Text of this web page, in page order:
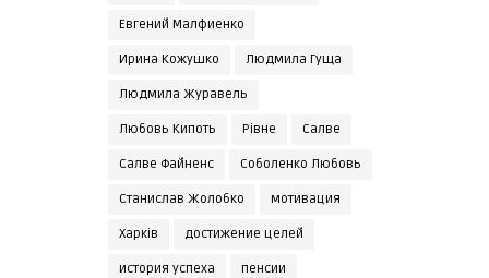
Евгений Малфиенко
Ирина Кожушко Людмила Гуща
Людмила Журавель
Любовь Кипоть Рівне Салве
Салве Файненс Соболенко Любовь
Станислав Жолобко мотивация
Харків достижение целей
история успеха пенсии